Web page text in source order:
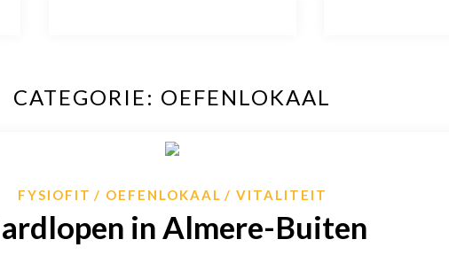
CATEGORIE: OEFENLOKAAL
FYSIOFIT OEFENLOKAAL VITALITEIT
in Almere-Buiten